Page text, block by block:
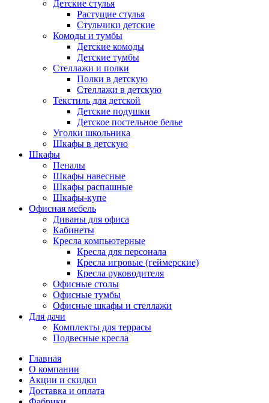
Детские стулья
Растущие стулья
Стульчики детские
Комоды и тумбы
Детские комоды
Детские тумбы
Стеллажи и полки
Полки в детскую
Стеллажи в детскую
Текстиль для детской
Детские подушки
Детское постельное белье
Уголки школьника
Шкафы в детскую
Шкафы
Пеналы
Шкафы навесные
Шкафы распашные
Шкафы-купе
Офисная мебель
Диваны для офиса
Кабинеты
Кресла компьютерные
Кресла для персонала
Кресла игровые (геймерские)
Кресла руководителя
Офисные столы
Офисные тумбы
Офисные шкафы и стеллажи
Для дачи
Комплекты для террасы
Подвесные кресла
Главная
О компании
Акции и скидки
Доставка и оплата